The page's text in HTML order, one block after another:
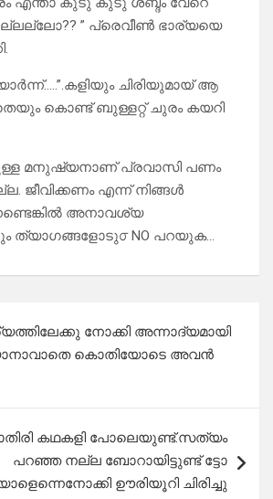
” പ്രെവീൺ ഭാര്യയെ
ചിരിയുമായ് ആ
കൊണ്ട് ബുള്ളറ്റ് ചുരം കയറി
മനുഷ്യനാണ് പ്രവാസി പണം
ജീവിക്കണം എന്ന് നിങ്ങൾ
അനാവശ്യ
ത്യാഗങ്ങളോടു൦ NO പറയുക…
നോക്കി അന്നാദ്യമായി
കൊതിയോടെ അവൻ
കഥകളി പോലെയുണ്ട്.സത്യം
പറഞ്ഞ നല്ല ബോറായിട്ടുണ്ട് ട്ടോ
ഊരിയൂറി ചിരിച്ചു